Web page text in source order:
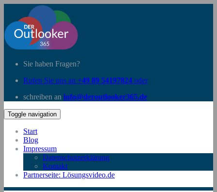
Sie haben Fragen?
Rufen Sie uns an +49 89 54197824 oder
schreiben an info@deroutlooker365.de
Toggle navigation
Start
Blog
Impressum
Datenschutzerklärung
Kontakt
Partnerseite: Lösungsvideo.de